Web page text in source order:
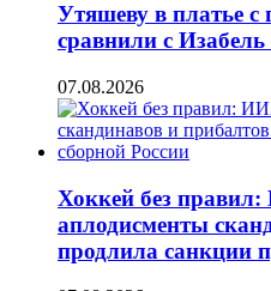
Утяшеву в платье
сравнили с
07.08.2026
Хоккей без
аплодисменты
продлила санкции